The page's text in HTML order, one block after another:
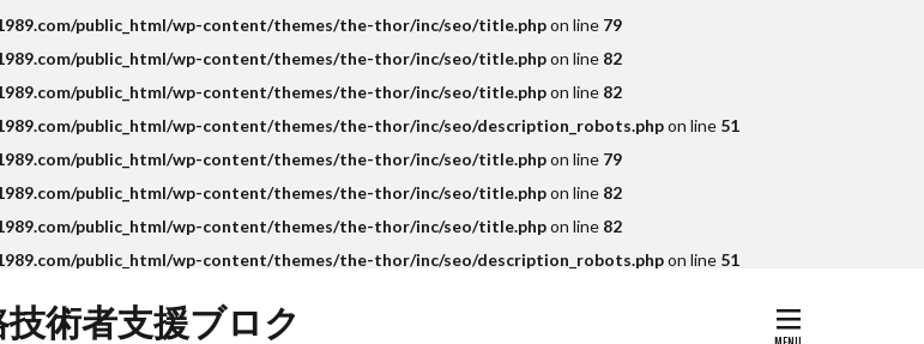
public_html/wp-content/themes/the-thor/inc/seo/title.phpon line 79
public_html/wp-content/themes/the-thor/inc/seo/title.phpon line 82
public_html/wp-content/themes/the-thor/inc/seo/title.phpon line 82
public_html/wp-content/themes/the-thor/inc/seo/description_robots.phpon line 51
public_html/wp-content/themes/the-thor/inc/seo/title.phpon line 79
public_html/wp-content/themes/the-thor/inc/seo/title.phpon line 82
public_html/wp-content/themes/the-thor/inc/seo/title.phpon line 82
public_html/wp-content/themes/the-thor/inc/seo/description_robots.phpon line 51
技術者支援ブロク